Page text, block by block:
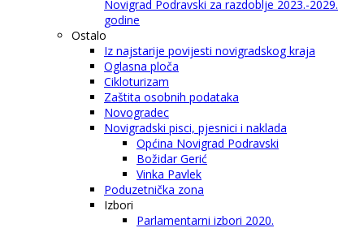
Novigrad Podravski za razdoblje 2023.-2029.
godine
Ostalo
Iz najstarije povijesti novigradskog kraja
Oglasna ploča
Cikloturizam
Zaštita osobnih podataka
Novogradec
Novigradski pisci, pjesnici i naklada
Općina Novigrad Podravski
Božidar Gerić
Vinka Pavlek
Poduzetnička zona
Izbori
Parlamentarni izbori 2020.